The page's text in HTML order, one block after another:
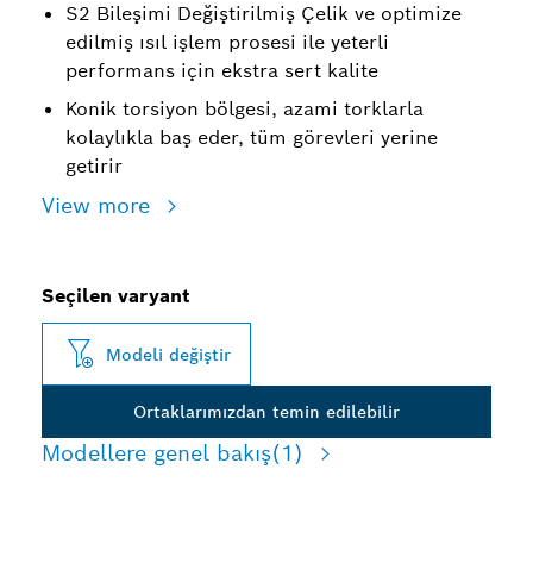
S2 Bileşimi Değiştirilmiş Çelik ve optimize
edilmiş ısıl işlem prosesi ile yeterli
performans için ekstra sert kalite
Konik torsiyon bölgesi, azami torklarla
kolaylıkla baş eder, tüm görevleri yerine
getirir
View more
Seçilen varyant
Modeli değiştir
Ortaklarımızdan temin edilebilir
Modellere genel bakış(1)